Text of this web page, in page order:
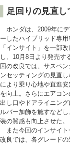
足回りの見直
ホンダは、2009年にデ
ーしたハイブリッド専用
「インサイト」を一部改
し、10月8日より発売す
回の改良では、サスペン
ンセッティングの見直し
により乗り心地や直進安
を向上。さらにエアコン
出し口やドアライニング
ルバー加飾を施すなどし
装の質感も向上させた。
また今回のインサイト
改良では、各グレードの